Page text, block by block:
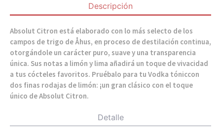
Descripción
Detalle
Absolut Citron está elaborado con lo más selecto de los
campos de trigo de Åhus, en proceso de destilación continua,
otorgándole un carácter puro, suave y una transparencia
única. Sus notas a limón y lima añadirá un toque de vivacidad
a tus cócteles favoritos. Pruébalo para tu Vodka tóniccon
dos finas rodajas de limón: ¡un gran clásico con el toque
único de Absolut Citron.